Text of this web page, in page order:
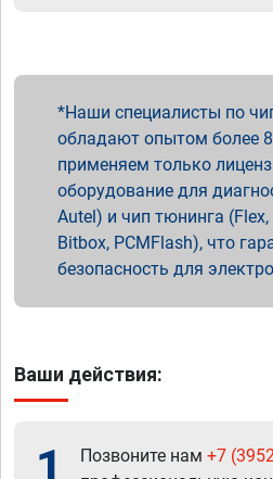
Наши специалисты по
обладают опытом более
применяем только
оборудование для
Autel) и чип тюнинга (Flex,
Bitbox, PCMFlash), что
безопасность для
Ваши действия:
1 Позвоните нам +7